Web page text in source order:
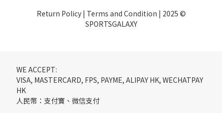
Return Policy| Terms and Condition | 2025 ©
SPORTSGALAXY
WE ACCEPT:
VISA, MASTERCARD, FPS, PAYME, ALIPAY HK, WECHATPAY
HK
人民幣：支付寶、微信支付